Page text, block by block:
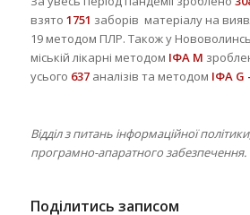
взято 1751 заборів матеріалу на
19 методом ПЛР. Також у
міській лікарні методом ІФА М
усього 637аналізів та методом ІФА G
Відділ з питань інформаційної
програмно-апаратного забезпечення.
Поділитись записом